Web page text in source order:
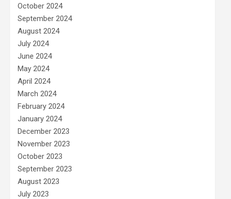
October 2024
September 2024
August 2024
July 2024
June 2024
May 2024
April 2024
March 2024
February 2024
January 2024
December 2023
November 2023
October 2023
September 2023
August 2023
July 2023